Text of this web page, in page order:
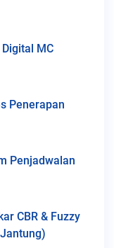
MC
Penerapan
Penjadwalan
CBR & Fuzzy